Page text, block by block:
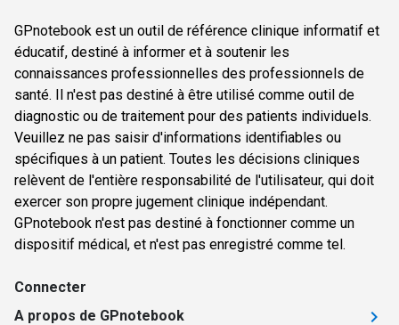
GPnotebook est un outil de référence clinique informatif et
éducatif, destiné à informer et à soutenir les
connaissances professionnelles des professionnels de
santé. Il n'est pas destiné à être utilisé comme outil de
diagnostic ou de traitement pour des patients individuels.
Veuillez ne pas saisir d'informations identifiables ou
spécifiques à un patient. Toutes les décisions cliniques
relèvent de l'entière responsabilité de l'utilisateur, qui doit
exercer son propre jugement clinique indépendant.
GPnotebook n'est pas destiné à fonctionner comme un
dispositif médical, et n'est pas enregistré comme tel.
Connecter
A propos de GPnotebook